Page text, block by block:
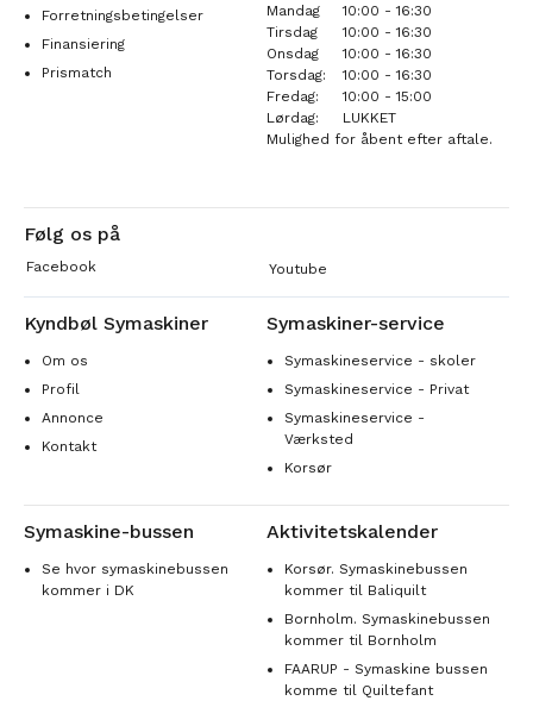
Forretningsbetingelser
Finansiering
Prismatch
Mandag
10:00 - 16:30
Tirsdag
10:00 - 16:30
Onsdag
10:00 - 16:30
Torsdag:
10:00 - 16:30
Fredag:
10:00 - 15:00
Lørdag:
LUKKET
Mulighed for åbent efter aftale.
Følg os på
Facebook Youtube
Kyndbøl Symaskiner
Om os
Profil
Annonce
Kontakt
Symaskiner-service
Symaskineservice - skoler
Symaskineservice - Privat
Symaskineservice -
Værksted
Korsør
Symaskine-bussen
Se hvor symaskinebussen
kommer i DK
Aktivitetskalender
Korsør. Symaskinebussen
kommer til Baliquilt
Bornholm. Symaskinebussen
kommer til Bornholm
FAARUP - Symaskine bussen
komme til Quiltefant